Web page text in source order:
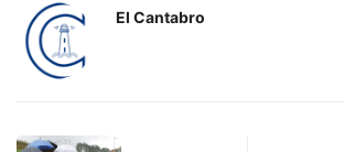
El Cantabro